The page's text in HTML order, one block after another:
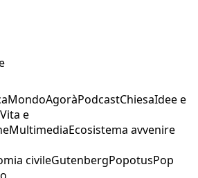
MondoAgoràPodcastChiesaIdee e
Vita e
MultimediaEcosistema avvenire
civileGutenbergPopotusPop